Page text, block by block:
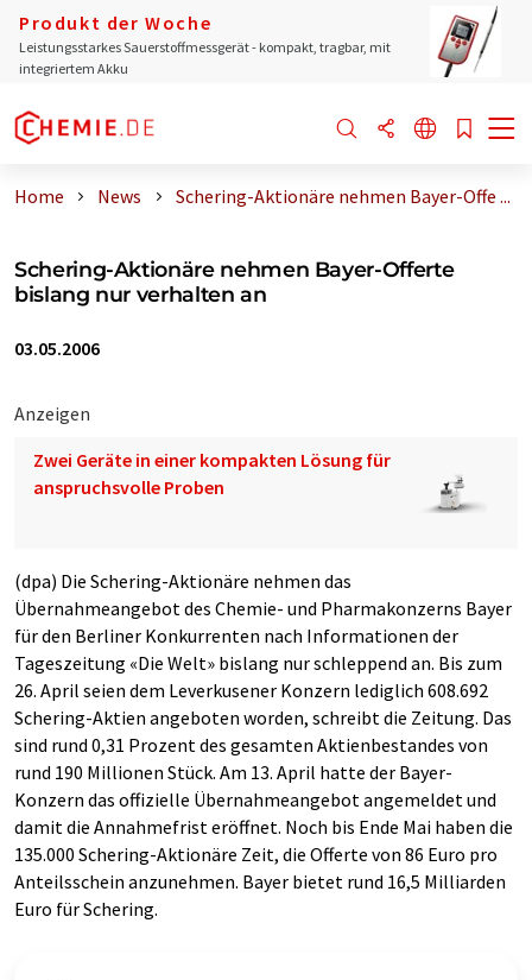
Produkt der Woche
Leistungsstarkes Sauerstoffmessgerät - kompakt, tragbar, mit
integriertem Akku
Home News Schering-Aktionäre nehmen Bayer-Offe ...
Schering-Aktionäre nehmen Bayer-Offerte
bislang nur verhalten an
03.05.2006
Anzeigen
Zwei Geräte in einer kompakten Lösung für
anspruchsvolle Proben
(dpa) Die Schering-Aktionäre nehmen das
Übernahmeangebot des Chemie- und Pharmakonzerns Bayer
für den Berliner Konkurrenten nach Informationen der
Tageszeitung «Die Welt» bislang nur schleppend an. Bis zum
26. April seien dem Leverkusener Konzern lediglich 608.692
Schering-Aktien angeboten worden, schreibt die Zeitung. Das
sind rund 0,31 Prozent des gesamten Aktienbestandes von
rund 190 Millionen Stück. Am 13. April hatte der Bayer-
Konzern das offizielle Übernahmeangebot angemeldet und
damit die Annahmefrist eröffnet. Noch bis Ende Mai haben die
135.000 Schering-Aktionäre Zeit, die Offerte von 86 Euro pro
Anteilsschein anzunehmen. Bayer bietet rund 16,5 Milliarden
Euro für Schering.